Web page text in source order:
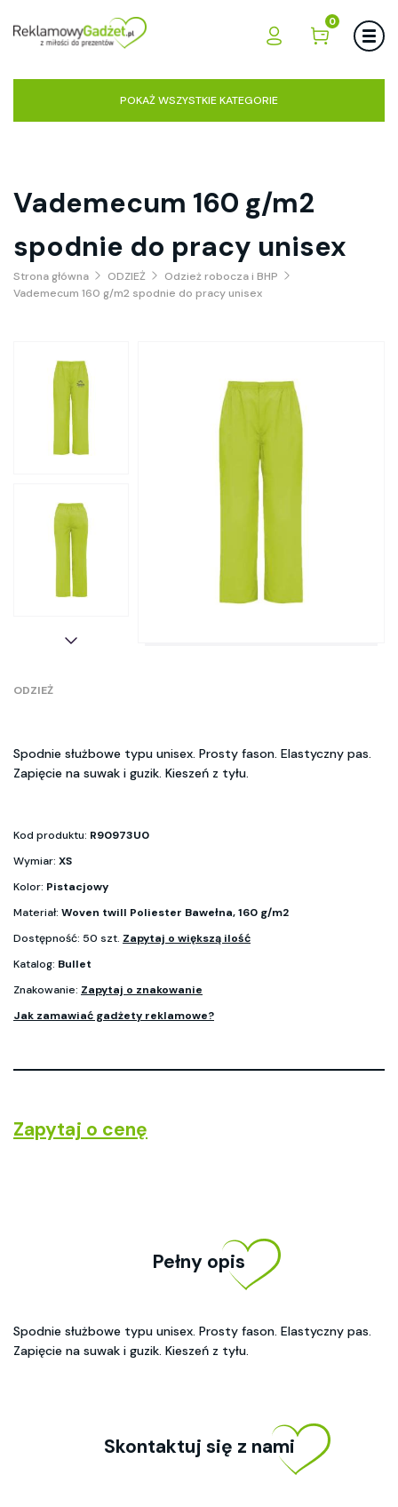
0
POKAŻ WSZYSTKIE KATEGORIE
Vademecum 160 g/m2
spodnie do pracy unisex
Strona główna ODZIEŻ
Odzież robocza i BHP
Vademecum 160 g/m2 spodnie do pracy unisex
ODZIEŻ
Spodnie służbowe typu unisex. Prosty fason. Elastyczny pas.
Zapięcie na suwak i guzik. Kieszeń z tyłu.
Kod produktu: R90973U0
Wymiar: XS
Kolor: Pistacjowy
Materiał: Woven twill Poliester Bawełna, 160 g/m2
Dostępność: 50 szt. Zapytaj o większą ilość
Katalog: Bullet
Znakowanie: Zapytaj o znakowanie
Jak zamawiać gadżety reklamowe?
Zapytaj o cenę
Pełny opis
Spodnie służbowe typu unisex. Prosty fason. Elastyczny pas.
Zapięcie na suwak i guzik. Kieszeń z tyłu.
Skontaktuj się z nami